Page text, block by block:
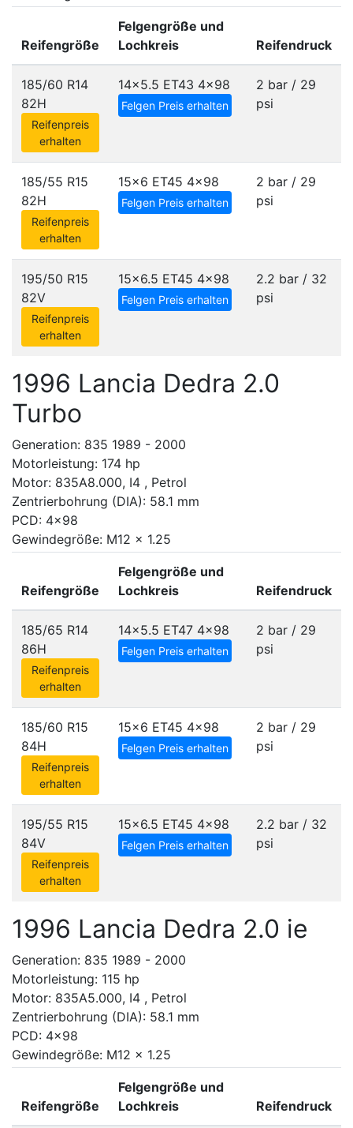
Reifengröße
Felgengröße und
Lochkreis
Reifendruck
185/60 R14
82H
Reifenpreis
erhalten
14x5.5 ET43 4x98
Felgen Preis erhalten
2 bar / 29
psi
185/55 R15
82H
Reifenpreis
erhalten
15x6 ET45 4x98
Felgen Preis erhalten
2 bar / 29
psi
195/50 R15
82V
Reifenpreis
erhalten
15x6.5 ET45 4x98
Felgen Preis erhalten
2.2 bar / 32
psi
1996 Lancia Dedra 2.0
Turbo
Generation: 835 1989 - 2000
Motorleistung: 174 hp
Motor: 835A8.000, I4 , Petrol
Zentrierbohrung (DIA): 58.1 mm
PCD: 4x98
Gewindegröße: M12 x 1.25
Reifengröße
Felgengröße und
Lochkreis
Reifendruck
185/65 R14
86H
Reifenpreis
erhalten
14x5.5 ET47 4x98
Felgen Preis erhalten
2 bar / 29
psi
185/60 R15
84H
Reifenpreis
erhalten
15x6 ET45 4x98
Felgen Preis erhalten
2 bar / 29
psi
195/55 R15
84V
Reifenpreis
erhalten
15x6.5 ET45 4x98
Felgen Preis erhalten
2.2 bar / 32
psi
1996 Lancia Dedra 2.0 ie
Generation: 835 1989 - 2000
Motorleistung: 115 hp
Motor: 835A5.000, I4 , Petrol
Zentrierbohrung (DIA): 58.1 mm
PCD: 4x98
Gewindegröße: M12 x 1.25
Reifengröße
Felgengröße und
Lochkreis
Reifendruck